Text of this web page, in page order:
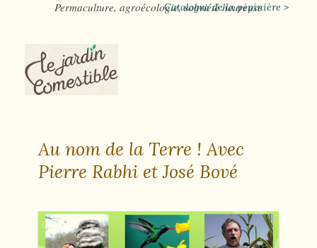
Permaculture, agroécologie, sobriété heureuse
Catalogue de la pépinière >
Au nom de la Terre ! Avec
Pierre Rabhi et José Bové